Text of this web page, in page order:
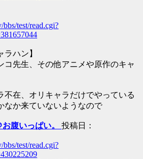
test/read.cgi?
ラハン】
コ先生、その他アニメや原作のキャ
不在、オリキャラだけでやっている
なか来ていないようなので
腹いっぱい。 投稿日：
test/read.cgi?